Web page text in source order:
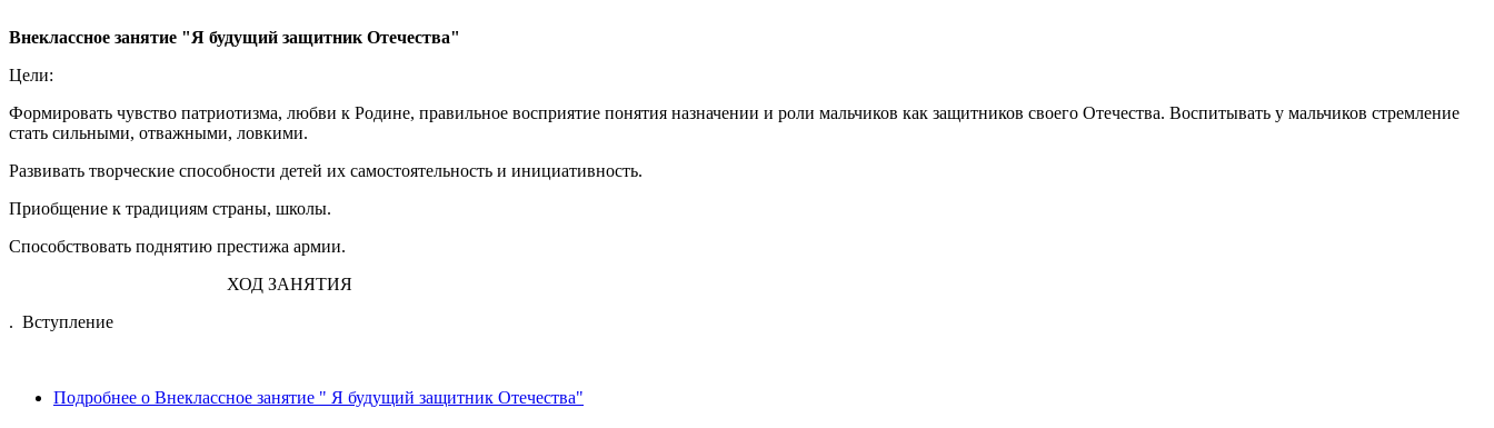
Внеклассное занятие "Я будущий защитник Отечества"
Цели:
Формировать чувство патриотизма, любви к Родине, правильное восприятие понятия назначении и роли мальчиков как защитников своего Отечества. Воспитывать у мальчиков стремление
стать сильными, отважными, ловкими.
Развивать творческие способности детей их самостоятельность и инициативность.
Приобщение к традициям страны, школы.
Способствовать поднятию престижа армии.
ХОД ЗАНЯТИЯ
. Вступление
Подробнее о Внеклассное занятие " Я будущий защитник Отечества"